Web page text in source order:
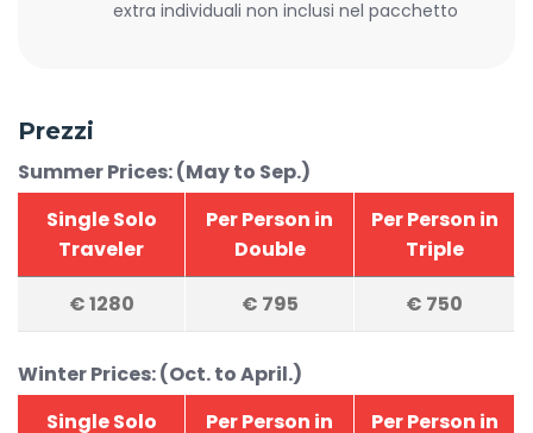
extra individuali non inclusi nel pacchetto
Prezzi
Summer Prices: (May to Sep.)
Single Solo
Traveler
Per Person in
Double
Per Person in
Triple
€1280 € 795 € 750
Winter Prices: (Oct. to April.)
Single Solo
Per Person in Per Person in